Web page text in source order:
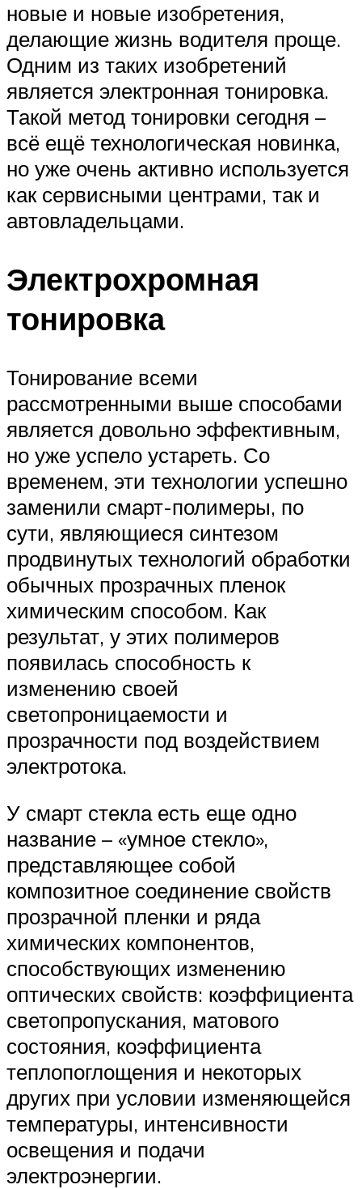
новые и новые изобретения,
делающие жизнь водителя проще.
Одним из таких изобретений
является электронная тонировка.
Такой метод тонировки сегодня –
всё ещё технологическая новинка,
но уже очень активно используется
как сервисными центрами, так и
автовладельцами.
Электрохромная
тонировка
Тонирование всеми
рассмотренными выше способами
является довольно эффективным,
но уже успело устареть. Со
временем, эти технологии успешно
заменили смарт-полимеры, по
сути, являющиеся синтезом
продвинутых технологий обработки
обычных прозрачных пленок
химическим способом. Как
результат, у этих полимеров
появилась способность к
изменению своей
светопроницаемости и
прозрачности под воздействием
электротока.
У смарт стекла есть еще одно
название – «умное стекло»,
представляющее собой
композитное соединение свойств
прозрачной пленки и ряда
химических компонентов,
способствующих изменению
оптических свойств: коэффициента
светопропускания, матового
состояния, коэффициента
теплопоглощения и некоторых
других при условии изменяющейся
температуры, интенсивности
освещения и подачи
электроэнергии.